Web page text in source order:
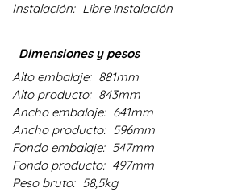
Instalación: Libre instalación
Dimensiones y pesos
Alto embalaje: 881mm
Alto producto: 843mm
Ancho embalaje: 641mm
Ancho producto: 596mm
Fondo embalaje: 547mm
Fondo producto: 497mm
Peso bruto: 58,5kg